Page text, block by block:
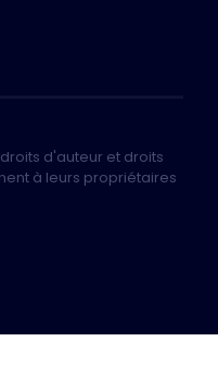
d'auteur et droits
à leurs propriétaires